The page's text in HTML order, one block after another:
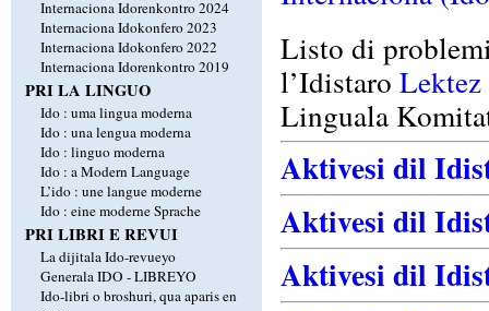
Internaciona Idorenkontro 2024
Internaciona Idokonfero 2023
Internaciona Idokonfero 2022
Internaciona Idorenkontro 2019
PRI LA LINGUO
Ido : uma lingua moderna
Ido : una lengua moderna
Ido : linguo moderna
Ido : a Modern Language
L’ido : une langue moderne
Ido : eine moderne Sprache
PRI LIBRI E REVUI
La dijitala Ido-revueyo
Generala IDO - LIBREYO
Ido-libri o broshuri, qua aparis en
Listo di
l’Idistaro
Linguala
Aktivesi dil
Aktivesi dil
Aktivesi dil